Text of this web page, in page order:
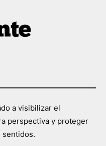
a visibilizar el
perspectiva y proteger
sentidos.